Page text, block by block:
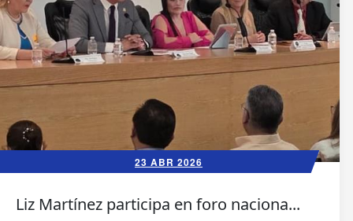
23 ABR 2026
Liz Martínez participa en foro naciona...